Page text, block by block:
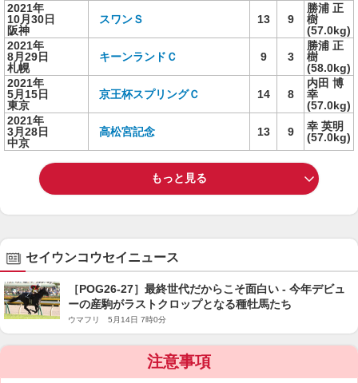
2021年
10月30日
阪神
スワンＳ 13 9
勝浦 正
樹
(57.0kg)
2021年
8月29日
札幌
キーンランドＣ 9 3
勝浦 正
樹
(58.0kg)
2021年
5月15日
東京
京王杯スプリングＣ 14 8
内田 博
幸
(57.0kg)
2021年
3月28日
中京
高松宮記念 13 9
幸 英明
(57.0kg)
もっと見る
セイウンコウセイニュース
［POG26-27］最終世代だからこそ面白い - 今年デビュ
ーの産駒がラストクロップとなる種牡馬たち
ウマフリ 5月14日 7時0分
注意事項